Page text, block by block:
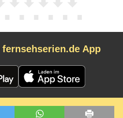
fernsehserien.de App